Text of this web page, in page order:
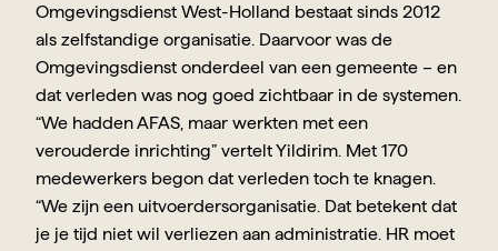
Omgevingsdienst West-Holland bestaat sinds 2012
als zelfstandige organisatie. Daarvoor was de
Omgevingsdienst onderdeel van een gemeente – en
dat verleden was nog goed zichtbaar in de systemen.
“We hadden AFAS, maar werkten met een
verouderde inrichting” vertelt Yildirim. Met 170
medewerkers begon dat verleden toch te knagen.
“We zijn een uitvoerdersorganisatie. Dat betekent dat
je je tijd niet wil verliezen aan administratie. HR moet